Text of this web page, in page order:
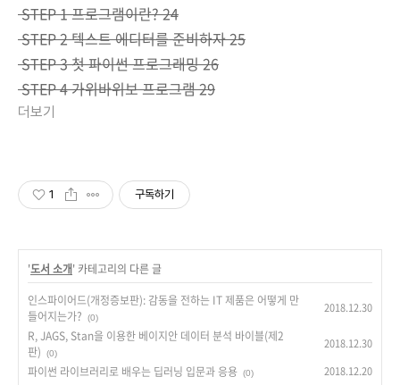
STEP 1 프로그램이란? 24
STEP 2 텍스트 에디터를 준비하자 25
STEP 3 첫 파이썬 프로그래밍 26
STEP 4 가위바위보 프로그램 29
더보기
1 구독하기
'도서 소개' 카테고리의 다른 글
인스파이어드(개정증보판): 감동을 전하는 IT 제품은 어떻게 만
들어지는가?
(0)
2018.12.30
R, JAGS, Stan을 이용한 베이지안 데이터 분석 바이블(제2
판)
(0)
2018.12.30
파이썬 라이브러리로 배우는 딥러닝 입문과 응용 (0) 2018.12.20